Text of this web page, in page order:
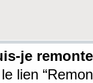
je
lien